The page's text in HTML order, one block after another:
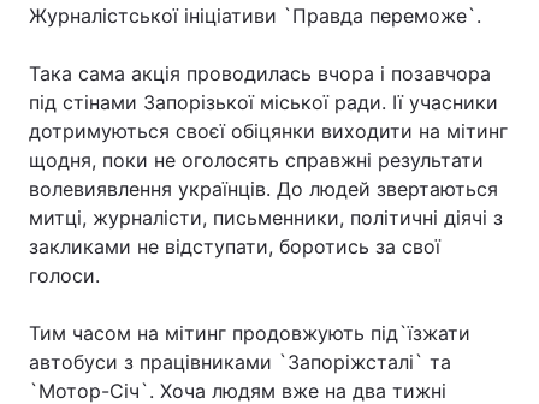
Журналістської ініціативи `Правда переможе`.
Така сама акція проводилась вчора і позавчора
під стінами Запорізької міської ради. Ії учасники
дотримуються своєї обіцянки виходити на мітинг
щодня, поки не оголосять справжні результати
волевиявлення українців. До людей звертаються
митці, журналісти, письменники, політичні діячі з
закликами не відступати, боротись за свої
голоси.
Тим часом на мітинг продовжують під`їзжати
автобуси з працівниками `Запоріжсталі` та
`Мотор-Січ`. Хоча людям вже на два тижні